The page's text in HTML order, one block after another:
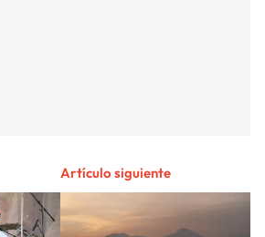
Artículo siguiente